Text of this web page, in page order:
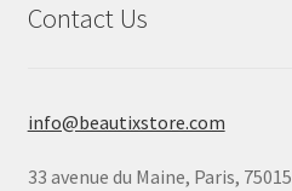
Contact Us
info@beautixstore.com
33 avenue du Maine, Paris, 75015